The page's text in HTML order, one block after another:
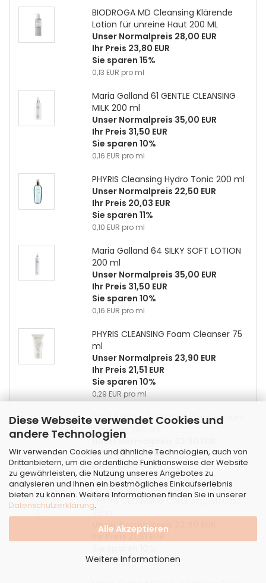
Diese Webseite verwendet Cookies und
andere Technologien
Wir verwenden Cookies und ähnliche Technologien, auch von
Drittanbietern, um die ordentliche Funktionsweise der Website
zu gewährleisten, die Nutzung unseres Angebotes zu
analysieren und Ihnen ein bestmögliches Einkaufserlebnis
bieten zu können. Weitere Informationen finden Sie in unserer
Datenschutzerklärung.
Alle Akzeptieren
Weitere Informationen
BIODROGA MD Cleansing Klärende
Lotion für unreine Haut 200 ML
Unser Normalpreis 28,00 EUR
Ihr Preis 23,80 EUR
Sie sparen 15%
0,13 EUR pro ml
Maria Galland 61 GENTLE CLEANSING
MILK 200 ml
Unser Normalpreis 35,00 EUR
Ihr Preis 31,50 EUR
Sie sparen 10%
0,16 EUR pro ml
PHYRIS Cleansing Hydro Tonic 200 ml
Unser Normalpreis 22,50 EUR
Ihr Preis 20,03 EUR
Sie sparen 11%
0,10 EUR pro ml
Maria Galland 64 SILKY SOFT LOTION
200 ml
Unser Normalpreis 35,00 EUR
Ihr Preis 31,50 EUR
Sie sparen 10%
0,16 EUR pro ml
PHYRIS CLEANSING Foam Cleanser 75
ml
Unser Normalpreis 23,90 EUR
Ihr Preis 21,51 EUR
Sie sparen 10%
0,29 EUR pro ml
DR. GRANDEL CLEANSING Gentle Foam
Cleanser 200 ml
Unser Normalpreis 23,90 EUR
Ihr Preis 21,51 EUR
Sie sparen 10%
0,11 EUR pro ml
PHYRIS CLEANSING Cleansing Mousse
75ml
Unser Normalpreis 23,90 EUR
Ihr Preis 21,51 EUR
0,29 EUR pro ml